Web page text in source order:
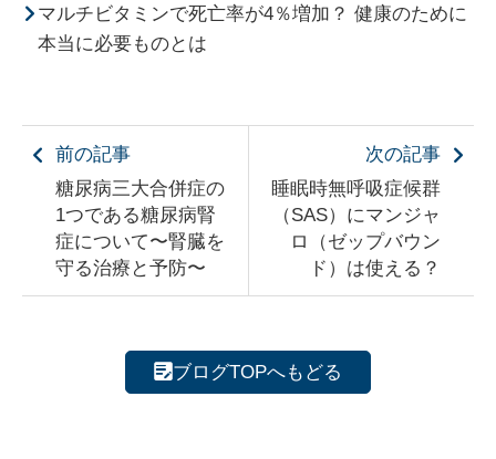
マルチビタミンで死亡率が4％増加？ 健康のために
本当に必要ものとは
前の記事
糖尿病三大合併症の
1つである糖尿病腎
症について〜腎臓を
守る治療と予防〜
次の記事
睡眠時無呼吸症候群
（SAS）にマンジャ
ロ（ゼップバウン
ド）は使える？
ブログTOPへもどる